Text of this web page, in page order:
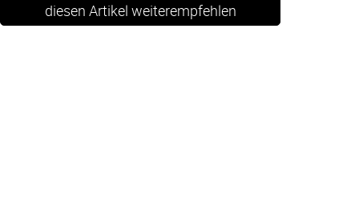
diesen Artikel weiterempfehlen